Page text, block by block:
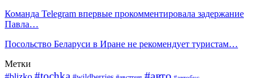
Команда Telegram впервые прокомментировала задержание
Павла…
Посольство Беларуси в Иране не рекомендует туристам…
Метки